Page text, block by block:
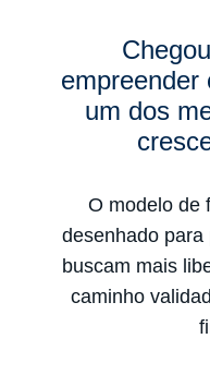
empreender
um dos
O modelo de
desenhado
buscam mais
caminho